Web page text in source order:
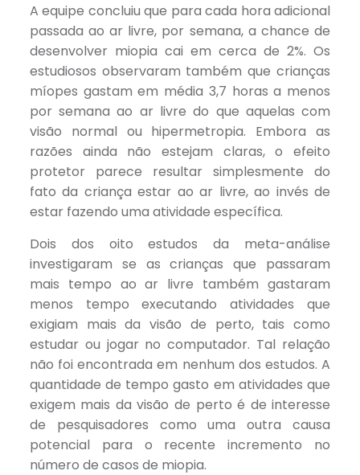
A equipe concluiu que para cada hora adicional
passada ao ar livre, por semana, a chance de
desenvolver miopia cai em cerca de 2%. Os
estudiosos observaram também que crianças
míopes gastam em média 3,7 horas a menos
por semana ao ar livre do que aquelas com
visão normal ou hipermetropia. Embora as
razões ainda não estejam claras, o efeito
protetor parece resultar simplesmente do
fato da criança estar ao ar livre, ao invés de
estar fazendo uma atividade específica.
Dois dos oito estudos da meta-análise
investigaram se as crianças que passaram
mais tempo ao ar livre também gastaram
menos tempo executando atividades que
exigiam mais da visão de perto, tais como
estudar ou jogar no computador. Tal relação
não foi encontrada em nenhum dos estudos. A
quantidade de tempo gasto em atividades que
exigem mais da visão de perto é de interesse
de pesquisadores como uma outra causa
potencial para o recente incremento no
número de casos de miopia.